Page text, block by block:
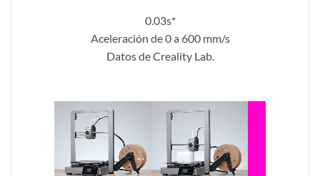
0.03s*
Aceleración de 0 a 600 mm/s
Datos de Creality Lab.